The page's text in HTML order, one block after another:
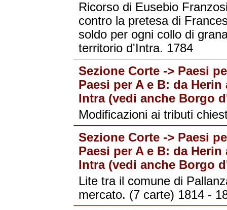
Ricorso di Eusebio
contro la pretesa di
soldo per ogni collo di
territorio d'Intra. 1784
Sezione Corte -> Paesi
Paesi per A e B: da
Intra (vedi anche Borgo
Modificazioni ai tributi
Sezione Corte -> Paesi
Paesi per A e B: da
Intra (vedi anche Borgo
Lite tra il comune di
mercato. (7 carte) 1814 -